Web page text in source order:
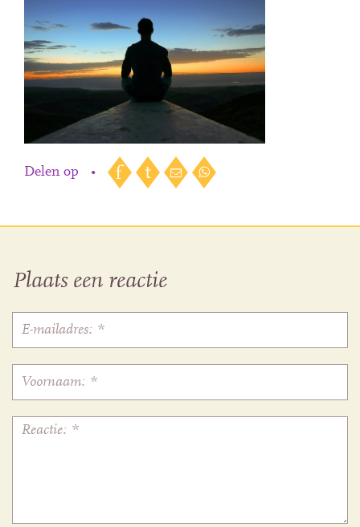
Delen op •
Plaats een reactie